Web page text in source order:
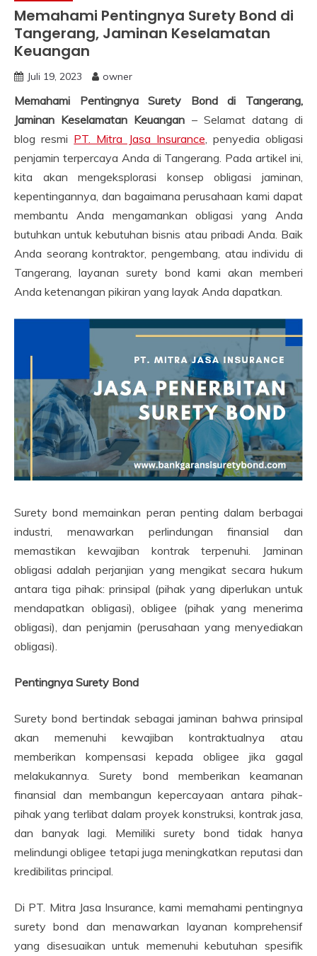
Memahami Pentingnya Surety Bond di
Tangerang, Jaminan Keselamatan
Keuangan
Juli 19, 2023 owner
Memahami Pentingnya Surety Bond di Tangerang,
Jaminan Keselamatan Keuangan – Selamat datang di
blog resmi PT. Mitra Jasa Insurance, penyedia obligasi
penjamin terpercaya Anda di Tangerang. Pada artikel ini,
kita akan mengeksplorasi konsep obligasi jaminan,
kepentingannya, dan bagaimana perusahaan kami dapat
membantu Anda mengamankan obligasi yang Anda
butuhkan untuk kebutuhan bisnis atau pribadi Anda. Baik
Anda seorang kontraktor, pengembang, atau individu di
Tangerang, layanan surety bond kami akan memberi
Anda ketenangan pikiran yang layak Anda dapatkan.
Surety bond memainkan peran penting dalam berbagai
industri, menawarkan perlindungan finansial dan
memastikan kewajiban kontrak terpenuhi. Jaminan
obligasi adalah perjanjian yang mengikat secara hukum
antara tiga pihak: prinsipal (pihak yang diperlukan untuk
mendapatkan obligasi), obligee (pihak yang menerima
obligasi), dan penjamin (perusahaan yang menyediakan
obligasi).
Pentingnya Surety Bond
Surety bond bertindak sebagai jaminan bahwa prinsipal
akan memenuhi kewajiban kontraktualnya atau
memberikan kompensasi kepada obligee jika gagal
melakukannya. Surety bond memberikan keamanan
finansial dan membangun kepercayaan antara pihak-
pihak yang terlibat dalam proyek konstruksi, kontrak jasa,
dan banyak lagi. Memiliki surety bond tidak hanya
melindungi obligee tetapi juga meningkatkan reputasi dan
kredibilitas principal.
Di PT. Mitra Jasa Insurance, kami memahami pentingnya
surety bond dan menawarkan layanan komprehensif
yang disesuaikan untuk memenuhi kebutuhan spesifik